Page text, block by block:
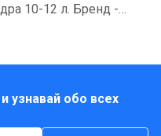
12 л. Бренд -
с затяжкой.
в упаковке -
узнавай обо всех